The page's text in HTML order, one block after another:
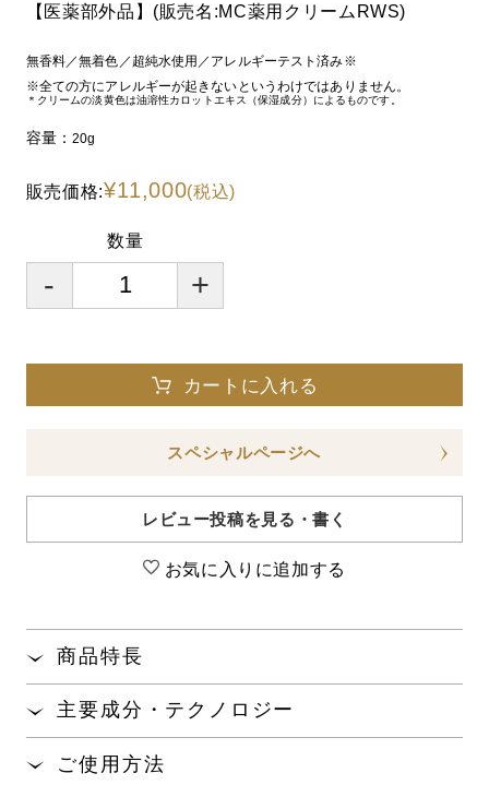
【医薬部外品】(販売名:MC薬用クリームRWS)
無香料／無着色／超純水使用／アレルギーテスト済み※
※全ての方にアレルギーが起きないというわけではありません。
＊クリームの淡黄色は油溶性カロットエキス（保湿成分）によるものです。
容量：20g
販売価格:¥11,000(税込)
数量
- +
カートに入れる
スペシャルページへ
レビュー投稿を見る・書く
お気に入りに追加する
商品特長
イアシンアミド ※1」を配合した『薬用シワ改善クリ
主要成分・テクノロジー
1」が表皮と真皮にアプローチして、シワを改善しま
ご使用方法